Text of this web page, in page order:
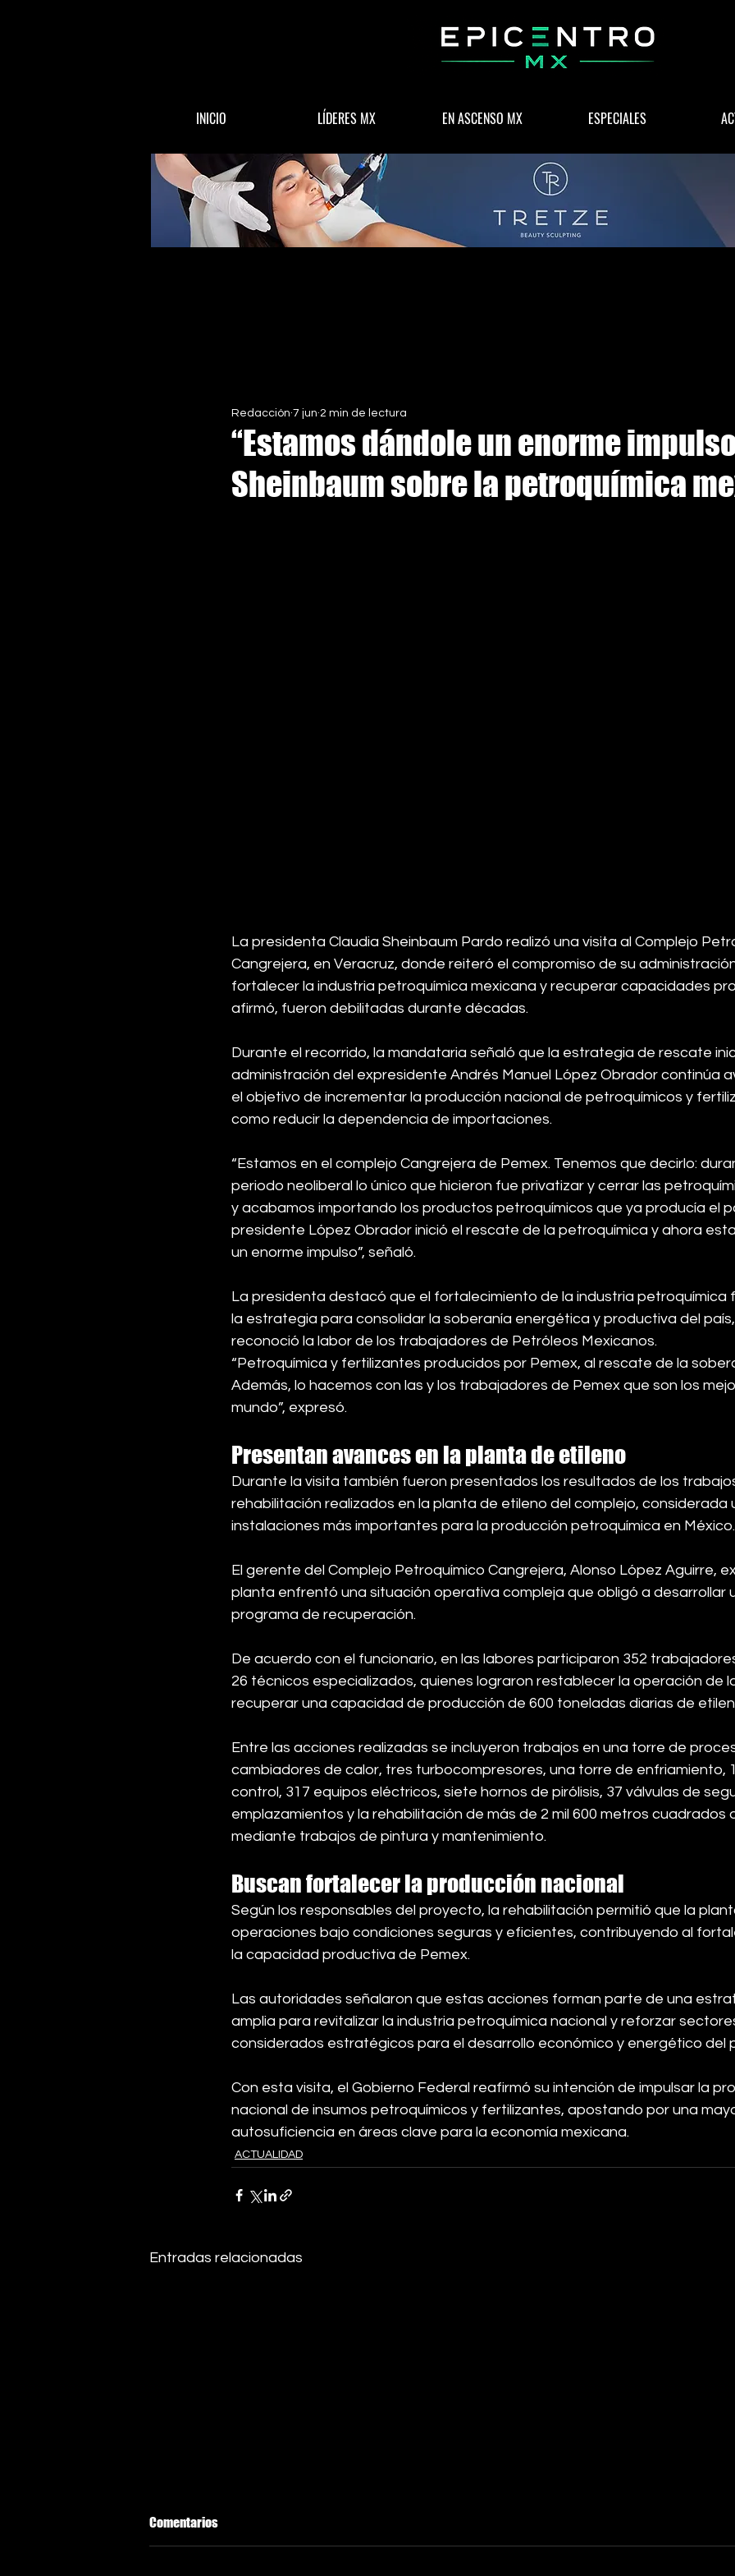
INICIO LÍDERES MX EN ASCENSO MX ESPECIALES
“Estamos dándole un enorme
Sheinbaum sobre la petroquímica
Redacción 7 jun 2 min de lectura
La presidenta Claudia Sheinbaum Pardo realizó una visita al Complejo
Cangrejera, en Veracruz, donde reiteró el compromiso de su
fortalecer la industria petroquímica mexicana y recuperar capacidades
afirmó, fueron debilitadas durante décadas.
Durante el recorrido, la mandataria señaló que la estrategia de rescate
administración del expresidente Andrés Manuel López Obrador continúa
el objetivo de incrementar la producción nacional de petroquímicos y
como reducir la dependencia de importaciones.
“Estamos en el complejo Cangrejera de Pemex. Tenemos que decirlo:
periodo neoliberal lo único que hicieron fue privatizar y cerrar las
y acabamos importando los productos petroquímicos que ya producía el
presidente López Obrador inició el rescate de la petroquímica y ahora
un enorme impulso”, señaló.
La presidenta destacó que el fortalecimiento de la industria petroquímica
la estrategia para consolidar la soberanía energética y productiva del
reconoció la labor de los trabajadores de Petróleos Mexicanos.
“Petroquímica y fertilizantes producidos por Pemex, al rescate de la
Además, lo hacemos con las y los trabajadores de Pemex que son los
mundo”, expresó.
Presentan avances en la planta de etileno
Durante la visita también fueron presentados los resultados de los
rehabilitación realizados en la planta de etileno del complejo, considerada
instalaciones más importantes para la producción petroquímica en México.
El gerente del Complejo Petroquímico Cangrejera, Alonso López Aguirre,
planta enfrentó una situación operativa compleja que obligó a desarrollar
programa de recuperación.
De acuerdo con el funcionario, en las labores participaron 352
26 técnicos especializados, quienes lograron restablecer la operación de
recuperar una capacidad de producción de 600 toneladas diarias de
Entre las acciones realizadas se incluyeron trabajos en una torre de
cambiadores de calor, tres turbocompresores, una torre de enfriamiento,
control, 317 equipos eléctricos, siete hornos de pirólisis, 37 válvulas de
emplazamientos y la rehabilitación de más de 2 mil 600 metros cuadrados
mediante trabajos de pintura y mantenimiento.
Buscan fortalecer la producción nacional
Según los responsables del proyecto, la rehabilitación permitió que la
operaciones bajo condiciones seguras y eficientes, contribuyendo al
la capacidad productiva de Pemex.
Las autoridades señalaron que estas acciones forman parte de una
amplia para revitalizar la industria petroquímica nacional y reforzar
considerados estratégicos para el desarrollo económico y energético del
Con esta visita, el Gobierno Federal reafirmó su intención de impulsar la
nacional de insumos petroquímicos y fertilizantes, apostando por una
autosuficiencia en áreas clave para la economía mexicana.
ACTUALIDAD
Entradas relacionadas
Comentarios